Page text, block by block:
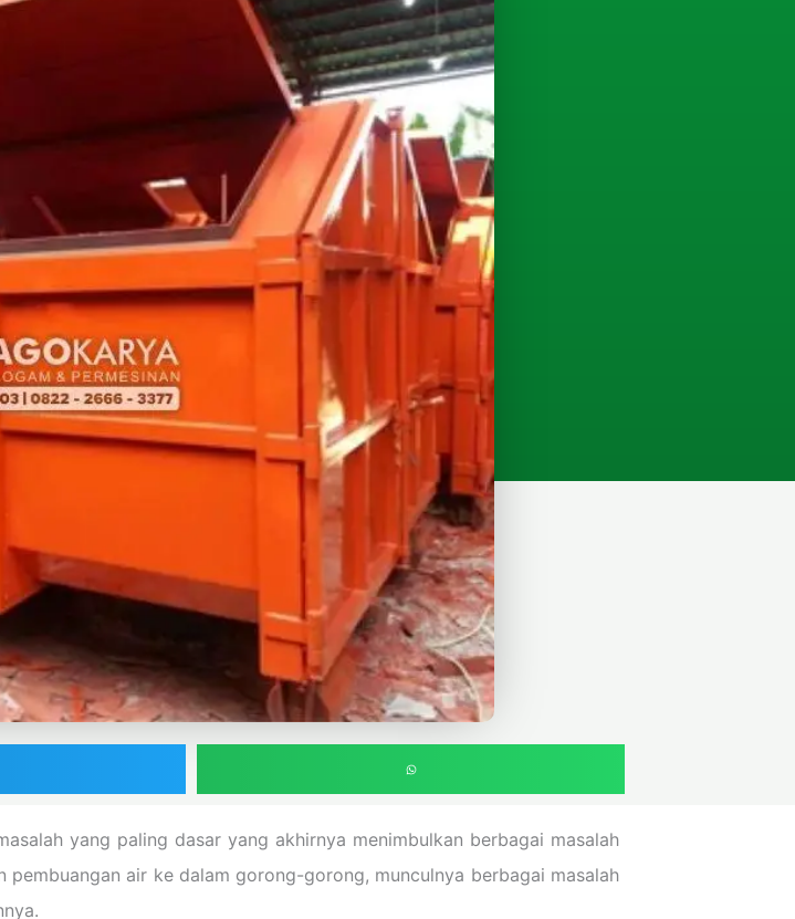
yang paling dasar yang akhirnya menimbulkan berbagai masalah
air ke dalam gorong-gorong, munculnya berbagai masalah